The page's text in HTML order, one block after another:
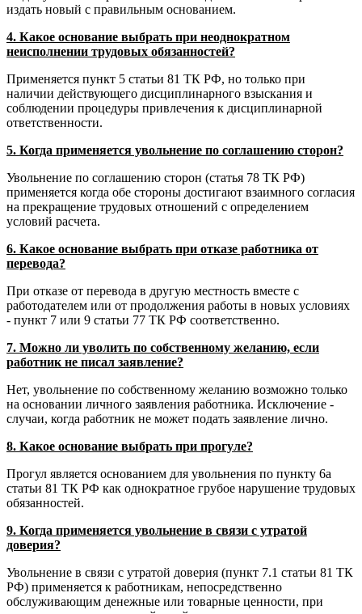
издать новый с правильным основанием.
4. Какое основание выбрать при неоднократном
неисполнении трудовых обязанностей?
Применяется пункт 5 статьи 81 ТК РФ, но только при
наличии действующего дисциплинарного взыскания и
соблюдении процедуры привлечения к дисциплинарной
ответственности.
5. Когда применяется увольнение по соглашению сторон?
Увольнение по соглашению сторон (статья 78 ТК РФ)
применяется когда обе стороны достигают взаимного согласия
на прекращение трудовых отношений с определением
условий расчета.
6. Какое основание выбрать при отказе работника от
перевода?
При отказе от перевода в другую местность вместе с
работодателем или от продолжения работы в новых условиях
- пункт 7 или 9 статьи 77 ТК РФ соответственно.
7. Можно ли уволить по собственному желанию, если
работник не писал заявление?
Нет, увольнение по собственному желанию возможно только
на основании личного заявления работника. Исключение -
случаи, когда работник не может подать заявление лично.
8. Какое основание выбрать при прогуле?
Прогул является основанием для увольнения по пункту 6а
статьи 81 ТК РФ как однократное грубое нарушение трудовых
обязанностей.
9. Когда применяется увольнение в связи с утратой
доверия?
Увольнение в связи с утратой доверия (пункт 7.1 статьи 81 ТК
РФ) применяется к работникам, непосредственно
обслуживающим денежные или товарные ценности, при